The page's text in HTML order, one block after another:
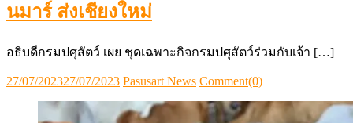
นมาร์ ส่งเชียงใหม่
อธิบดีกรมปศุสัตว์ เผย ชุดเฉพาะกิจกรมปศุสัตว์ร่วมกับเจ้า […]
Posted
27/07/202327/07/2023 Author
Pasusart News Comment(0)